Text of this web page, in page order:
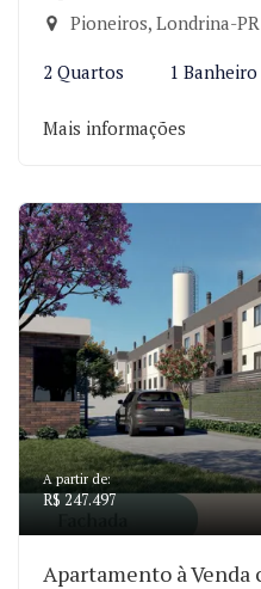
Pioneiros, Londrina-PR
2 Quartos 1 Banheiro
Mais informações
A partir de:
R$ 247.497
Apartamento à Venda